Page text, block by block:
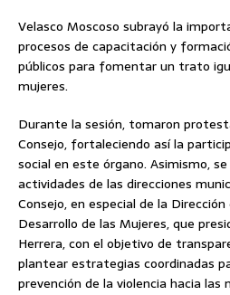
Velasco Moscoso subrayó la
procesos de capacitación y
públicos para fomentar un trato
mujeres.
Durante la sesión, tomaron
Consejo, fortaleciendo así la
social en este órgano. Asimismo,
actividades de las direcciones
Consejo, en especial de la
Desarrollo de las Mujeres, que
Herrera, con el objetivo de
plantear estrategias coordinadas
prevención de la violencia hacia las